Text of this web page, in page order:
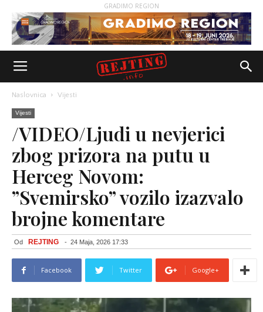
GRADIMO REGION
Naslovnica Vijesti
Vijesti
/VIDEO/Ljudi u nevjerici
zbog prizora na putu u
Herceg Novom:
”Svemirsko” vozilo izazvalo
brojne komentare
Od REJTING - 24 Maja, 2026 17:33
Facebook Twitter Google+